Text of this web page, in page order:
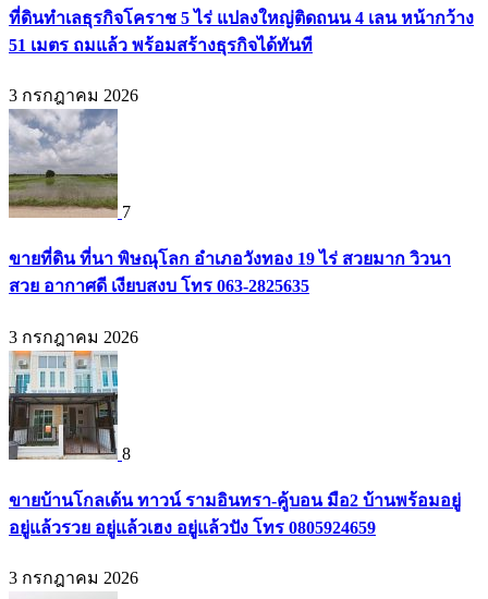
ที่ดินทำเลธุรกิจโคราช 5 ไร่ แปลงใหญ่ติดถนน 4 เลน หน้ากว้าง
51 เมตร ถมแล้ว พร้อมสร้างธุรกิจได้ทันที
3 กรกฎาคม 2026
7
ขายที่ดิน ที่นา พิษณุโลก อำเภอวังทอง 19 ไร่ สวยมาก วิวนา
สวย อากาศดี เงียบสงบ โทร 063-2825635
3 กรกฎาคม 2026
8
ขายบ้านโกลเด้น ทาวน์ รามอินทรา-คู้บอน มือ2 บ้านพร้อมอยู่
อยู่แล้วรวย อยู่แล้วเฮง อยู่แล้วปัง โทร 0805924659
3 กรกฎาคม 2026